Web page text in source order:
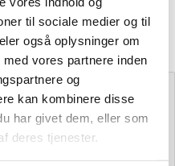
til sociale medier og til
også oplysninger om
vores partnere inden
og
kan kombinere disse
har givet dem, eller som
deres tjenester.